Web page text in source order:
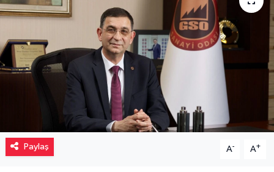
Paylaş A- A+
Piyasa
Resmi İlanlar
Sinemalar